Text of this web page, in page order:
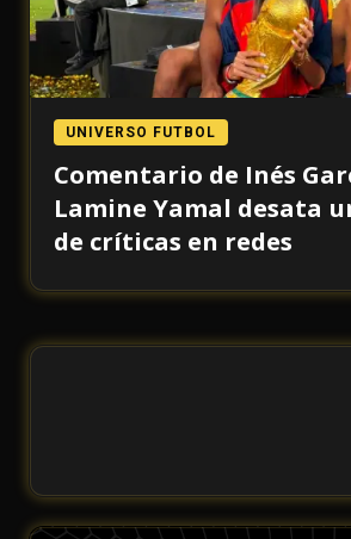
UNIVERSO FUTBOL
Comentario de Inés
Lamine Yamal desata
de críticas en redes